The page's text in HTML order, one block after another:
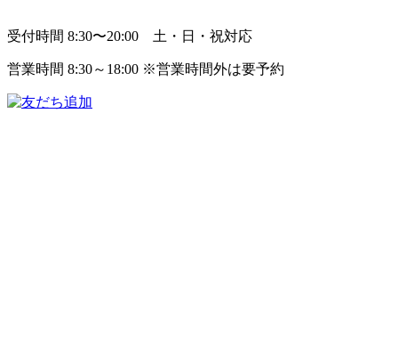
受付時間 8:30〜20:00 土・日・祝対応
営業時間 8:30～18:00 ※営業時間外は要予約